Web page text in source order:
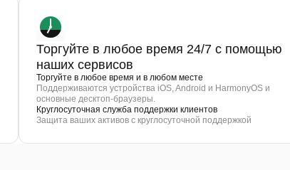
Торгуйте в любое время 24/7 с помощью
наших сервисов
Торгуйте в любое время и в любом месте
Поддерживаются устройства iOS, Android и HarmonyOS и
основные десктоп-браузеры.
Круглосуточная служба поддержки клиентов
Защита ваших активов с круглосуточной поддержкой